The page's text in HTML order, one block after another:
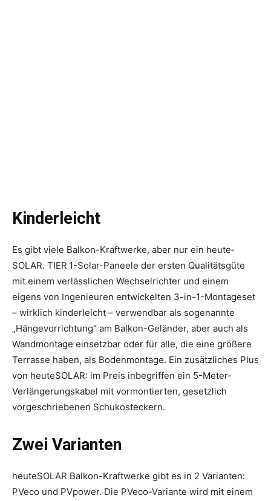
Kinderleicht
Es gibt viele Balkon-Kraftwerke, aber nur ein heute­
SOLAR. TIER 1-Solar-Paneele der ersten Qualitätsgüte
mit einem verlässlichen Wechselrichter und einem
eigens von Inge­nieuren entwickelten 3-in-1-­Montageset
– wirklich kinderleicht – verwendbar als so­ge­nannte
„Hängevorrichtung“ am Balkon-Geländer, aber auch als
Wandmontage einsetzbar oder für alle, die eine größere
Terrasse haben, als Bodenmontage. Ein zusätz­liches Plus
von heuteSOLAR: im Preis inbegriffen ein 5-­Meter-
Verlängerungskabel mit vormontierten, gesetzlich
vorgeschriebenen Schukosteckern.
Zwei Varianten
heuteSOLAR Balkon-Kraftwerke gibt es in 2 Varianten:
PVeco und PVpower. Die PVeco-Variante wird mit einem